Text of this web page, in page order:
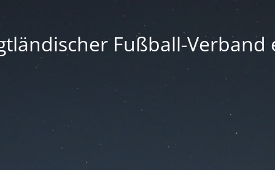
Fußball-Verband